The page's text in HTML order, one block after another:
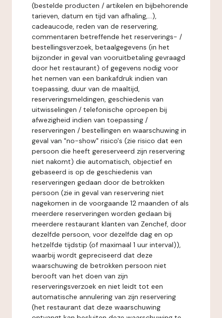
(bestelde producten / artikelen en bijbehorende
tarieven, datum en tijd van afhaling,...),
cadeaucode, reden van de reservering,
commentaren betreffende het reserverings- /
bestellingsverzoek, betaalgegevens (in het
bijzonder in geval van vooruitbetaling gevraagd
door het restaurant) of gegevens nodig voor
het nemen van een bankafdruk indien van
toepassing, duur van de maaltijd,
reserveringsmeldingen, geschiedenis van
uitwisselingen / telefonische oproepen bij
afwezigheid indien van toepassing /
reserveringen / bestellingen en waarschuwing in
geval van "no-show" risico's (zie risico dat een
persoon die heeft gereserveerd zijn reservering
niet nakomt) die automatisch, objectief en
gebaseerd is op de geschiedenis van
reserveringen gedaan door de betrokken
persoon (zie in geval van reservering niet
nagekomen in de voorgaande 12 maanden of als
meerdere reserveringen worden gedaan bij
meerdere restaurant klanten van Zenchef, door
dezelfde persoon, voor dezelfde dag en op
hetzelfde tijdstip (of maximaal 1 uur interval)),
waarbij wordt gepreciseerd dat deze
waarschuwing de betrokken persoon niet
berooft van het doen van zijn
reserveringsverzoek en niet leidt tot een
automatische annulering van zijn reservering
(het restaurant dat deze waarschuwing